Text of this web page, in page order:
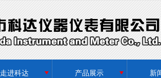
走进科达 产品展示 新